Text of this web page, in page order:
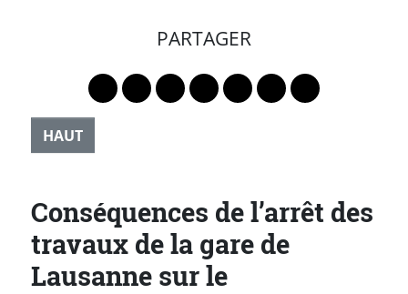
PARTAGER
Lien vers le profil Mastodon
Lien vers le profil Bluesky
Lien vers le profil Instagram
Lien vers le profil Linkedin
Lien vers le profil
Lien vers le profil
Partager par
HAUT
Conséquences de l’arrêt des
travaux de la gare de
Lausanne sur le